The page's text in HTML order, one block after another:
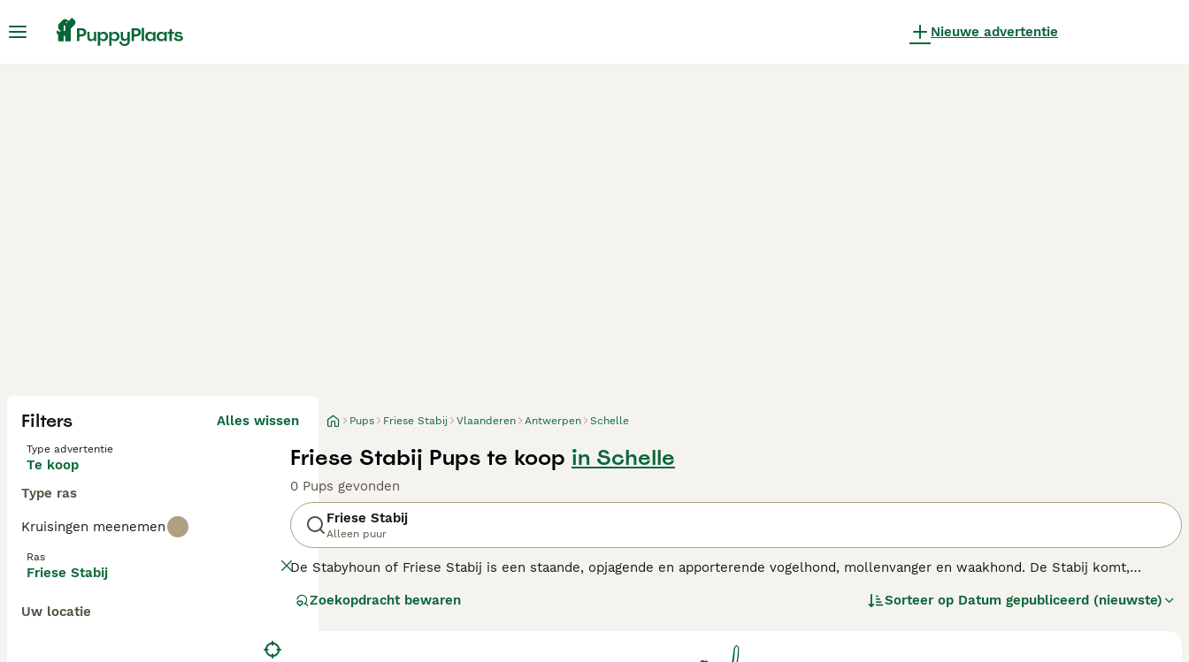
Nieuwe advertentie
Filters Alles wissen
Type advertentie
Te koop
Type ras
Kruisingen meenemen
Ras
Friese Stabij
Uw locatie
Pups Friese Stabij Vlaanderen Antwerpen Schelle
Friese Stabij Pups te koop in Schelle
0 Pups gevonden
Friese Stabij
Alleen puur
De Stabyhoun of Friese Stabij is een staande, opjagende en apporterende vogelhond, mollenvanger en waakhond. De Stabij komt,
uitstekende gezinshond.
Zoekopdracht bewaren Sorteer op Datum gepubliceerd (nieuwste)